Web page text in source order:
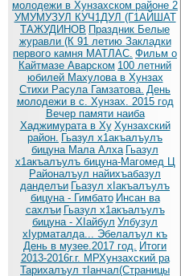
молодежи в Хунзахском районе 2
УМУМУЗУЛ КУЧ1ДУЛ (Г1АЙШАТ
ТАЖУДИНОВ Праздник Белые
журавли (К 91 летию Закладки
первого камня МАТЛАС. Фильм о
Кайтмазе Аварском 100 летний
юбилей Махулова в Хунзах
Стихи Расула Гамзатова. День
молодежи в с. Хунзах. 2015 год
Вечер памяти наиба
Хаджимурата в Ху Хунзахский
район. Гьазул х1акъалъулъ
бицуна Мала Алха Гьазул
х1акъалъулъ бицуна-Магомед Ц
Районалъул найихъабазул
данделъи Гьазул хIакъалъулъ
бицуна - Гимбато Инсан ва
сахлъи Гьазул х1акъалъулъ
бицуна - ХIайбул Улбузул
хIурматалда... Эбелалъул къ
День в музее.2017 год. Итоги
2013-2016г.г. МРХунзахский ра
Тарихалъул тIанчал(Страницы